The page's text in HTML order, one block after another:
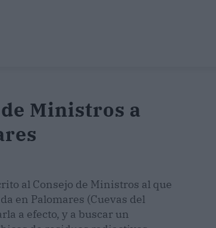
Ministros a
al Consejo de Ministros al que
en Palomares (Cuevas del
a efecto, y a buscar un